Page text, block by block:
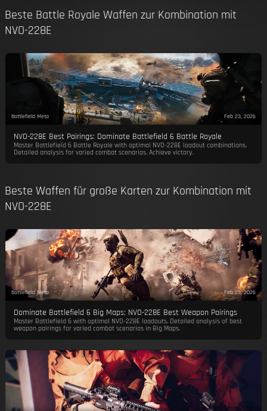
Beste Battle Royale Waffen zur Kombination mit
NVO-228E
Battlefield Meta Feb 23, 2026
NVO-228E Best Pairings: Dominate Battlefield 6 Battle Royale
Master Battlefield 6 Battle Royale with optimal NVO-228E loadout combinations.
Detailed analysis for varied combat scenarios. Achieve victory.
Beste Waffen für große Karten zur Kombination mit
NVO-228E
Battlefield Meta Feb 23, 2026
Dominate Battlefield 6 Big Maps: NVO-228E Best Weapon Pairings
Master Battlefield 6 with optimal NVO-228E loadouts. Detailed analysis of best
weapon pairings for varied combat scenarios in Big Maps.